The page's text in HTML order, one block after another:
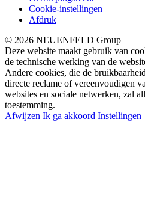
Cookie-instellingen
Afdruk
© 2026 NEUENFELD Group
Deze website maakt gebruik van
de technische werking van de
Andere cookies, die de
directe reclame of vereenvoudigen
websites en sociale netwerken, zal
toestemming.
Afwijzen Ik ga akkoord Instellingen